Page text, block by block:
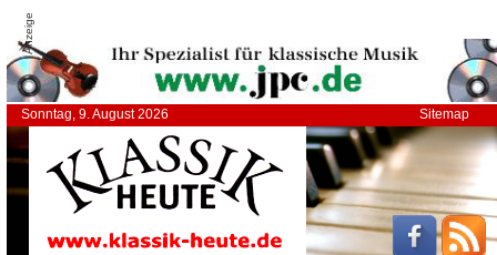
Anzeige
Sonntag, 9. August 2026 Sitemap